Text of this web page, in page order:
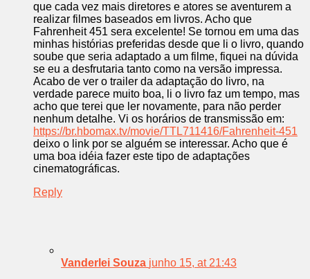
que cada vez mais diretores e atores se aventurem a
realizar filmes baseados em livros. Acho que
Fahrenheit 451 sera excelente! Se tornou em uma das
minhas histórias preferidas desde que li o livro, quando
soube que seria adaptado a um filme, fiquei na dúvida
se eu a desfrutaria tanto como na versão impressa.
Acabo de ver o trailer da adaptação do livro, na
verdade parece muito boa, li o livro faz um tempo, mas
acho que terei que ler novamente, para não perder
nenhum detalhe. Vi os horários de transmissão em:
https://br.hbomax.tv/movie/TTL711416/Fahrenheit-451
deixo o link por se alguém se interessar. Acho que é
uma boa idéia fazer este tipo de adaptações
cinematográficas.
Reply
Vanderlei Souza junho 15, at 21:43